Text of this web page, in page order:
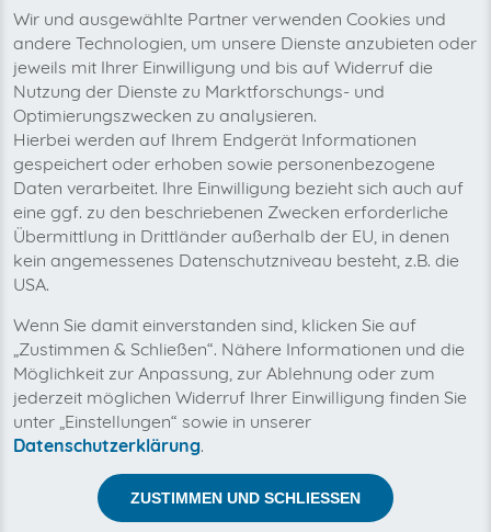
Mit invoicefetcher® können Sie alle Ihre
Hosteurope Rechnungen an einem Ort
Zeit, Geld und Nerven.
Hosteurope ist ein deutscher Webanbieter mit
verschiedenen digitalen Produkten und
Dienstleistungen aus dem Bereich des Hostings. In
erster Linie beschäftigt sich das Unternehmen mit der
Bereitstellung von Servern für die Publikation von
Webseiten und Blogs. Diese können sowohl von Privat-
als auch von Geschäftskunden angemietet werden. Die
Server stehen hierbei allesamt innerhalb der
Wir und ausgewählte Partner verwenden Cookies und
andere Technologien, um unsere Dienste anzubieten oder
jeweils mit Ihrer Einwilligung und bis auf Widerruf die
Nutzung der Dienste zu Marktforschungs- und
Optimierungszwecken zu analysieren.
Hierbei werden auf Ihrem Endgerät Informationen
gespeichert oder erhoben sowie personenbezogene
Daten verarbeitet. Ihre Einwilligung bezieht sich auch auf
eine ggf. zu den beschriebenen Zwecken erforderliche
Übermittlung in Drittländer außerhalb der EU, in denen
kein angemessenes Datenschutzniveau besteht, z.B. die
USA.
Wenn Sie damit einverstanden sind, klicken Sie auf
„Zustimmen & Schließen“. Nähere Informationen und die
Möglichkeit zur Anpassung, zur Ablehnung oder zum
jederzeit möglichen Widerruf Ihrer Einwilligung finden Sie
unter „Einstellungen“ sowie in unserer
Datenschutzerklärung.
ZUSTIMMEN UND SCHLIESSEN